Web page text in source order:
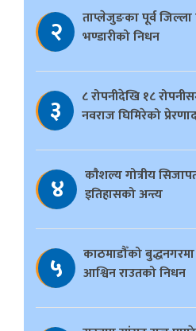
२
ताप्लेजुङका पूर्व जिल्ला
भण्डारीको निधन
३
८ रोपनीदेखि १८
नवराज घिमिरेको
४
काैशल्य गोत्रीय
इतिहासको अन्त्य
५
काठमाडौँको
आश्विन राउतको निधन